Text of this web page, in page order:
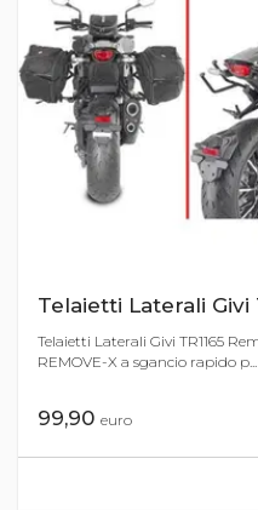
Telaietti Laterali Givi
Telaietti Laterali Givi TR1165
REMOVE-X a sgancio rapido p...
99,90 euro